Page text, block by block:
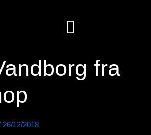
fra
26/12/2018